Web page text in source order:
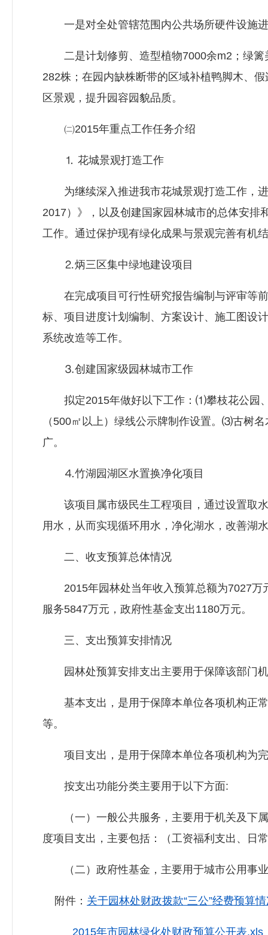
一是对全处管辖范围内公共场所硬件设施进
二是计划修剪、造型植物7000余m2；绿篱
282株；在园内缺株断带的区域补植鸭脚木、
区景观，提升园容园貌品质。
㈡2015年重点工作任务介绍
⒈ 花城景观打造工作
为继续深入推进我市花城景观打造工作，进
2017）》，以及创建国家园林城市的总体安排
工作。通过保护现有绿化成果与景观完善有机
⒉炳三区集中绿地建设项目
在完成项目可行性研究报告编制与评审等前
标、项目进度计划编制、方案设计、施工图设
系统改造等工作。
⒊创建国家级园林城市工作
拟定2015年做好以下工作：⑴攀枝花公园、
（500㎡以上）绿线公示牌制作设置。⑶古树
广。
⒋竹湖园湖区水置换净化项目
该项目属市级民生工程项目，通过设置取水
用水，从而实现循环用水，净化湖水，改善湖
二、收支预算总体情况
2015年园林处当年收入预算总额为7027万
服务5847万元，政府性基金支出1180万元。
三、支出预算安排情况
园林处预算安排支出主要用于保障该部门机
基本支出，是用于保障本单位各项机构正常
等。
项目支出，是用于保障本单位各项机构为完
按支出功能分类主要用于以下方面:
（一）一般公共服务，主要用于机关及下属
度项目支出，主要包括：（工资福利支出、日
（二）政府性基金，主要用于城市公用事业
附件： 关于园林处财政拨款“三公”经费预算
2015年市园林绿化处财政预算公开表.xls